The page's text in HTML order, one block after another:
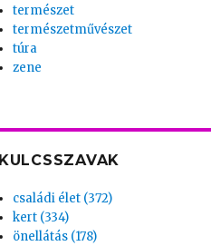
természet
természetművészet
túra
zene
KULCSSZAVAK
családi élet (372)
kert (334)
önellátás (178)